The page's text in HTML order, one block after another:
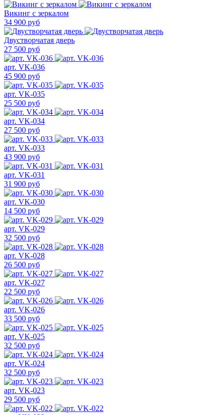
Викинг с зеркалом
34 900 руб
Двустворчатая дверь
27 500 руб
арт. VK-036
45 900 руб
арт. VK-035
25 500 руб
арт. VK-034
27 500 руб
арт. VK-033
43 900 руб
арт. VK-031
31 900 руб
арт. VK-030
14 500 руб
арт. VK-029
32 500 руб
арт. VK-028
26 500 руб
арт. VK-027
22 500 руб
арт. VK-026
33 500 руб
арт. VK-025
32 500 руб
арт. VK-024
32 500 руб
арт. VK-023
29 500 руб